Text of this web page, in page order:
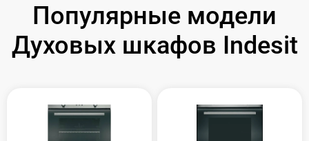
Популярные модели
Духовых шкафов Indesit